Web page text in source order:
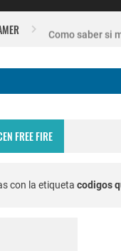
Como saber si
Servidor
FREE FIRE
con la etiqueta codigos